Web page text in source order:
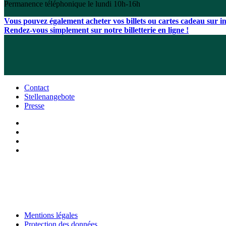
Permanence téléphonique le lundi 10h-16h
Vous pouvez également acheter vos billets ou cartes cadeau sur
Rendez-vous simplement sur notre billetterie en ligne !
Contact
Stellenangebote
Presse
Mentions légales